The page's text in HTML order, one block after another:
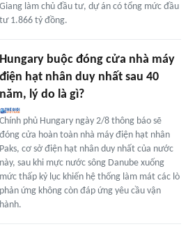
Giang làm chủ đầu tư, dự án có tổng mức đầu
tư 1.866 tỷ đồng.
Hungary buộc đóng cửa nhà máy
điện hạt nhân duy nhất sau 40
năm, lý do là gì?
Chính phủ Hungary ngày 2/8 thông báo sẽ
đóng cửa hoàn toàn nhà máy điện hạt nhân
Paks, cơ sở điện hạt nhân duy nhất của nước
này, sau khi mực nước sông Danube xuống
mức thấp kỷ lục khiến hệ thống làm mát các lò
phản ứng không còn đáp ứng yêu cầu vận
hành.